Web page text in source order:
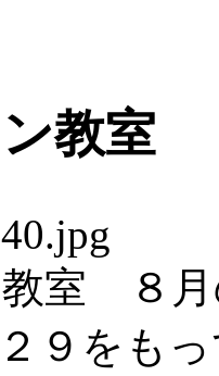
教室
室 ８月
９をも